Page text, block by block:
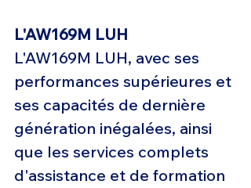
L'AW169M LUH
L'AW169M LUH, avec ses
performances supérieures et
ses capacités de dernière
génération inégalées, ainsi
que les services complets
d'assistance et de formation